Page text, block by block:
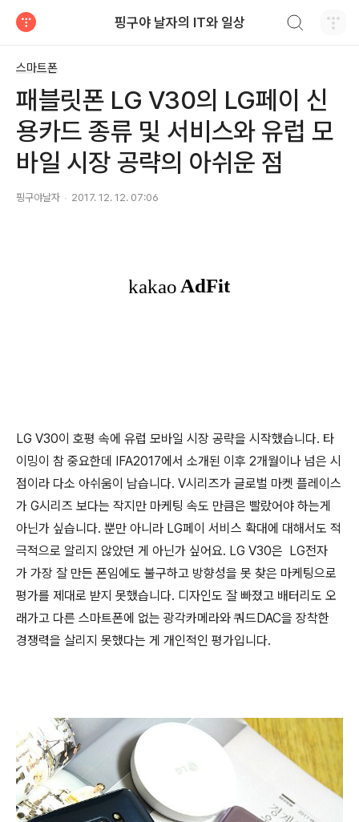
핑구야 날자의 IT와 일상
스마트폰
패블릿폰 LG V30의 LG페이 신
용카드 종류 및 서비스와 유럽 모
바일 시장 공략의 아쉬운 점
핑구야날자 2017. 12. 12. 07:06
LG V30이 호평 속에 유럽 모바일 시장 공략을 시작했습니다. 타
이밍이 참 중요한데 IFA2017에서 소개된 이후 2개월이나 넘은 시
점이라 다소 아쉬움이 남습니다. V시리즈가 글로벌 마켓 플레이스
가 G시리즈 보다는 작지만 마케팅 속도 만큼은 빨랐어야 하는게
아닌가 싶습니다. 뿐만 아니라 LG페이 서비스 확대에 대해서도 적
극적으로 알리지 않았던 게 아닌가 싶어요. LG V30은 LG전자
가 가장 잘 만든 폰임에도 불구하고 방향성을 못 찾은 마케팅으로
평가를 제대로 받지 못했습니다. 디자인도 잘 빠졌고 배터리도 오
래가고 다른 스마트폰에 없는 광각카메라와 쿼드DAC을 장착한
경쟁력을 살리지 못했다는 게 개인적인 평가입니다.